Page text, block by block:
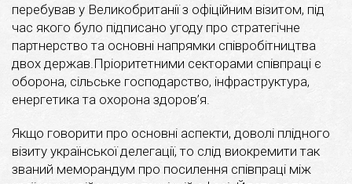
перебував у Великобританії з офіційним візитом, під
час якого було підписано угоду про стратегічне
партнерство та основні напрямки співробітництва
двох держав.Пріоритетними секторами співпраці є
оборона, сільське господарство, інфраструктура,
енергетика та охорона здоров’я.
Якщо говорити про основні аспекти, доволі плідного
візиту української делегації, то слід виокремити так
званий меморандум про посилення співпраці між